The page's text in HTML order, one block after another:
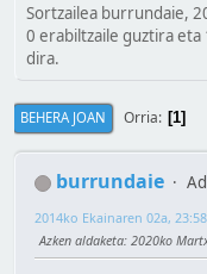
Sortzailea burrundaie,
0 erabiltzaile guztira eta
dira.
BEHERA JOAN Orria 1
burrundaie
2014ko Ekainaren 02a,
Azken aldaketa: 2020ko